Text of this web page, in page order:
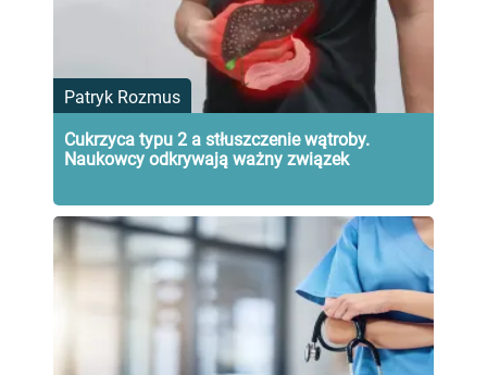
Patryk Rozmus
Cukrzyca typu 2 a stłuszczenie wątroby.
Naukowcy odkrywają ważny związek